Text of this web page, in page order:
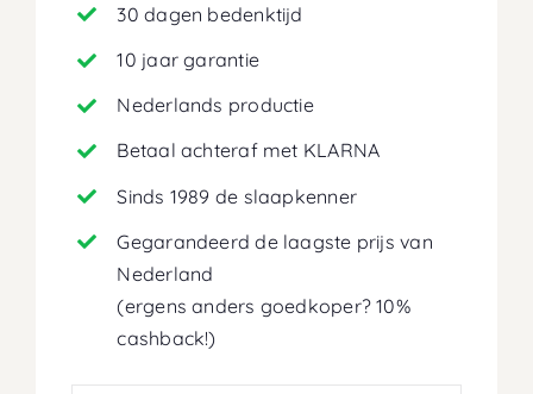
30 dagen bedenktijd
10 jaar garantie
Nederlands productie
Betaal achteraf met KLARNA
Sinds 1989 de slaapkenner
Gegarandeerd de laagste prijs van
Nederland
(ergens anders goedkoper? 10%
cashback!)